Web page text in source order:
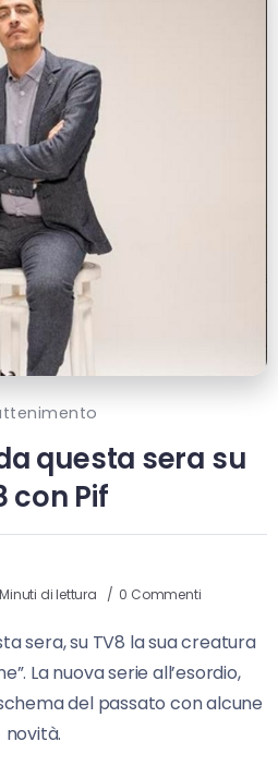
questa sera su
con Pif
di lettura 0 Commenti
sera, su TV8 la sua creatura
La nuova serie all’esordio,
del passato con alcune
novità.